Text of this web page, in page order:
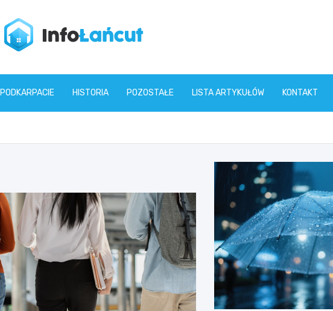
infolancut.pl
PODKARPACIE HISTORIA POZOSTAŁE LISTA ARTYKUŁÓW KONTAKT